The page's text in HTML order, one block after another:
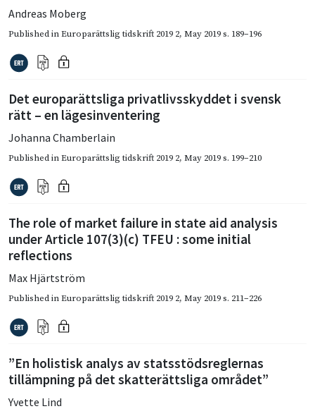
Andreas Moberg
Published inEuroparättslig tidskrift 2019 2, May 2019s. 189–196
Det europarättsliga privatlivsskyddet i svensk
rätt – en lägesinventering
Johanna Chamberlain
Published inEuroparättslig tidskrift 2019 2, May 2019s. 199–210
The role of market failure in state aid analysis
under Article 107(3)(c) TFEU : some initial
reflections
Max Hjärtström
Published inEuroparättslig tidskrift 2019 2, May 2019s. 211–226
”En holistisk analys av stats­stödsreglernas
tillämpning på det skatterättsliga området”
Yvette Lind